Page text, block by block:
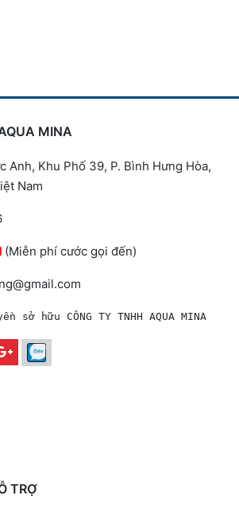
MINA
Khu Phố 39, P. Bình Hưng Hòa,
Nam
(Miễn phí cước gọi đến)
sở hữu CÔNG TY TNHH AQUA MINA
TRỢ